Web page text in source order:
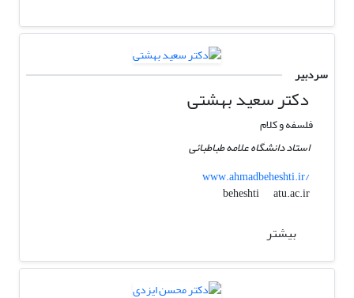
سردبیر
دکتر سعید بهشتی
فلسفه و کلام
استاد دانشگاه علامه طباطبائی
www.ahmadbeheshti.ir/
beheshti
atu.ac.ir
بیشتر